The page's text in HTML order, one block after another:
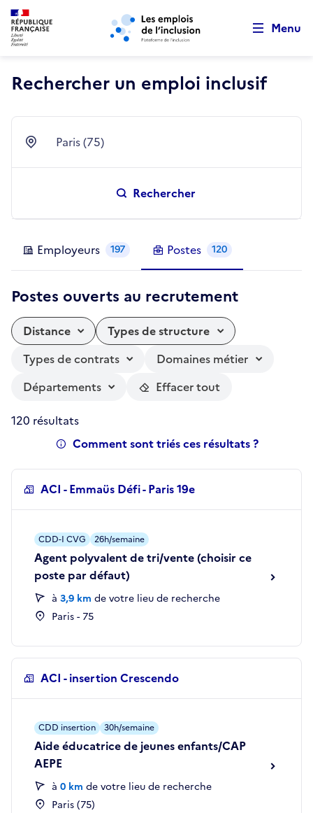
Aller au menu principal Aller au contenu principal
Menu
Rechercher un emploi inclusif
Ville Paris (75)
Rechercher
Employeurs 197 Postes 120
Postes ouverts au recrutement
Distance
Types de structure
Types de contrats
Domaines métier
Départements
Effacer tout
120 résultats
Comment sont triés ces résultats ?
ACI - Emmaüs Défi - Paris 19e
Agent polyvalent de tri/vente (choisir ce
poste par défaut)
à 3,9 km de votre lieu de recherche
Paris - 75
CDD-I CVG 26h/semaine
ACI - insertion Crescendo
Aide éducatrice de jeunes enfants/CAP
AEPE
à 0 km de votre lieu de recherche
Paris (75)
CDD insertion 30h/semaine
Retour au début de la page
Panneau de gestion des cookies